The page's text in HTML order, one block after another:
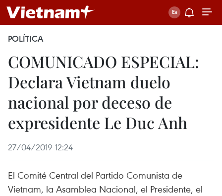
POLÍTICA
COMUNICADO ESPECIAL:
Declara Vietnam duelo
nacional por deceso de
expresidente Le Duc Anh
27/04/2019 12:24
El Comité Central del Partido Comunista de
Vietnam, la Asamblea Nacional, el Presidente, el